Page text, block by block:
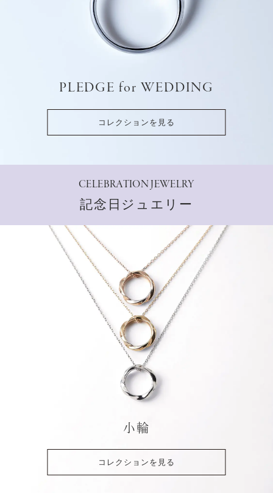
PLEDGE for WEDDING
コレクションを見る
CELEBRATION JEWELRY
記念日ジュエリー
小輪
コレクションを見る